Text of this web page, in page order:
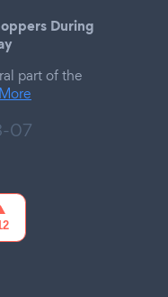
During
part of the
07